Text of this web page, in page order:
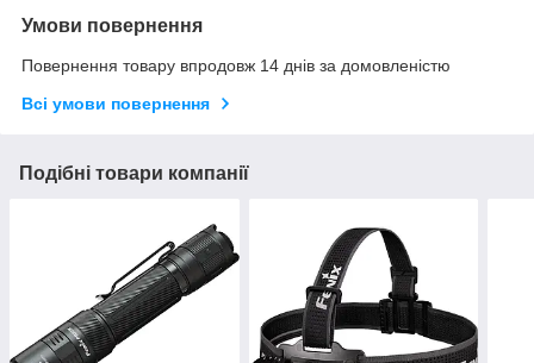
Умови повернення
Повернення товару впродовж 14 днів за домовленістю
Всі умови повернення
Подібні товари компанії